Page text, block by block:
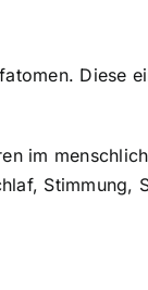
Diese
im
Stimmung,